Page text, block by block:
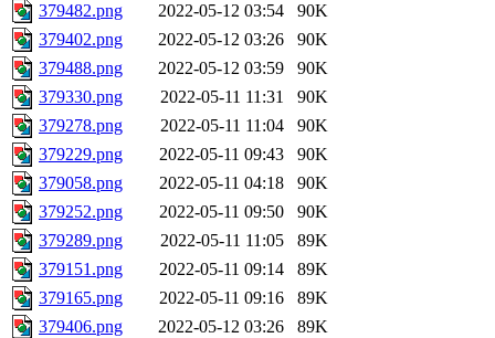
379482.png
2022-05-12 03:54
90K
379402.png
2022-05-12 03:26
90K
379488.png
2022-05-12 03:59
90K
379330.png
2022-05-11 11:31
90K
379278.png
2022-05-11 11:04
90K
379229.png
2022-05-11 09:43
90K
379058.png
2022-05-11 04:18
90K
379252.png
2022-05-11 09:50
90K
379289.png
2022-05-11 11:05
89K
379151.png
2022-05-11 09:14
89K
379165.png
2022-05-11 09:16
89K
379406.png
2022-05-12 03:26
89K